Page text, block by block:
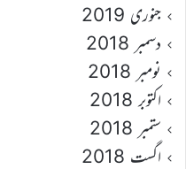
جنوری 2019
دسمبر 2018
نومبر 2018
اکتوبر 2018
ستمبر 2018
اگست 2018